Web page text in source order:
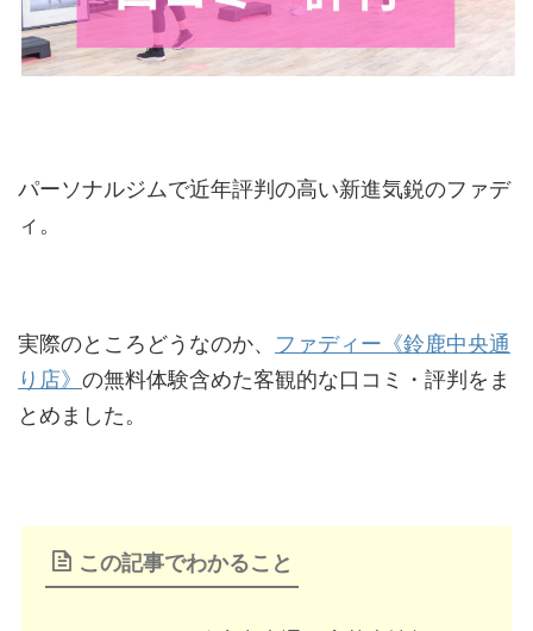
パーソナルジムで近年評判の高い新進気鋭のファデ
ィ。
実際のところどうなのか、 ファディー《鈴鹿中央通
り店》 の無料体験含めた客観的な口コミ・評判をま
とめました。
この記事でわかること